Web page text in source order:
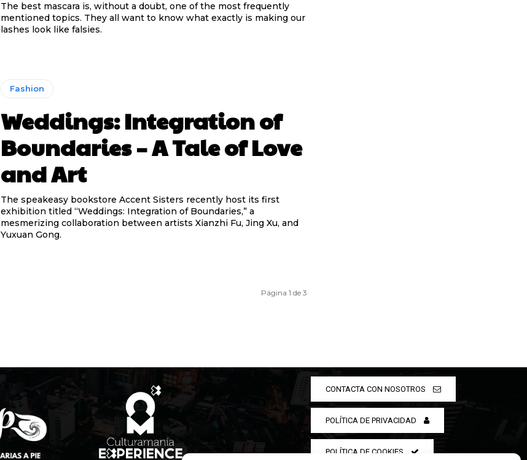
The best mascara is, without a doubt, one of the most frequently
mentioned topics. They all want to know what exactly is making our
lashes look like falsies.
Fashion
Weddings: Integration of
Boundaries – A Tale of Love
and Art
The speakeasy bookstore Accent Sisters recently host its first
exhibition titled “Weddings: Integration of Boundaries,” a
mesmerizing collaboration between artists Xianzhi Fu, Jing Xu, and
Yuxuan Gong.
Página 1 de 3
CONTACTA CON NOSOTROS
POLÍTICA DE PRIVACIDAD
POLÍTICA DE COOKIES